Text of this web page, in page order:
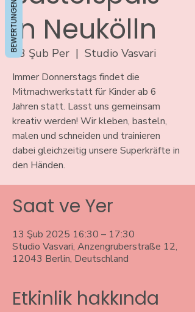
in Neukölln
13 Şub Per
  |
Studio Vasvari
Immer Donnerstags findet die
Mitmachwerkstatt für Kinder ab 6
Jahren statt. Lasst uns gemeinsam
kreativ werden! Wir kleben, basteln,
malen und schneiden und trainieren
dabei gleichzeitig unsere Superkräfte in
den Händen.
Saat ve Yer
13 Şub 2025 16:30 – 17:30
Studio Vasvari, Anzengruberstraße 12,
12043 Berlin, Deutschland
Etkinlik hakkında
BEWERTUNGEN